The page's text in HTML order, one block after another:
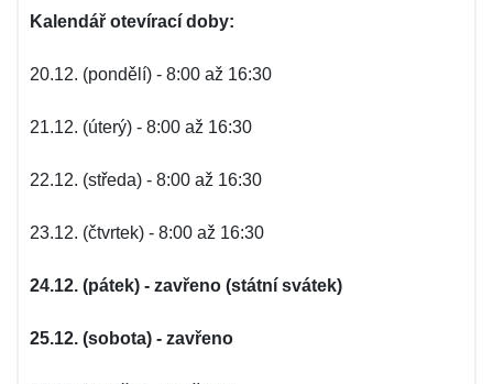
Kalendář otevírací doby:
20.12. (pondělí) - 8:00 až 16:30
21.12. (úterý) - 8:00 až 16:30
22.12. (středa) - 8:00 až 16:30
23.12. (čtvrtek) - 8:00 až 16:30
24.12. (pátek) - zavřeno (státní svátek)
25.12. (sobota) - zavřeno